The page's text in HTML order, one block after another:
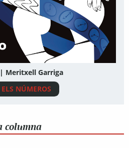
Meritxell Garriga
NÚMEROS
columna